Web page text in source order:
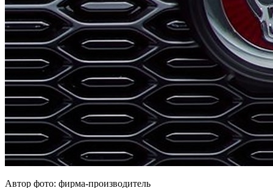
Автор фото: фирма-производитель